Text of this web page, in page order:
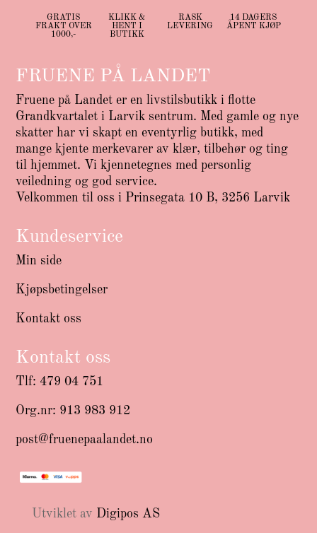
GRATIS
FRAKT OVER
1000,-
KLIKK &
HENT I
BUTIKK
RASK
LEVERING
14 DAGERS
ÅPENT KJØP
FRUENE PÅ LANDET
Fruene på Landet er en livstilsbutikk i flotte
Grandkvartalet i Larvik sentrum. Med gamle og nye
skatter har vi skapt en eventyrlig butikk, med
mange kjente merkevarer av klær, tilbehør og ting
til hjemmet. Vi kjennetegnes med personlig
veiledning og god service.
Velkommen til oss i Prinsegata 10 B, 3256 Larvik
Kundeservice
Min side
Kjøpsbetingelser
Kontakt oss
Kontakt oss
Tlf: 479 04 751
Org.nr: 913 983 912
post@fruenepaalandet.no
Utviklet av Digipos AS